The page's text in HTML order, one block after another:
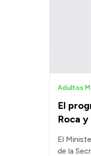
El
Roca
Adultos
El
de la